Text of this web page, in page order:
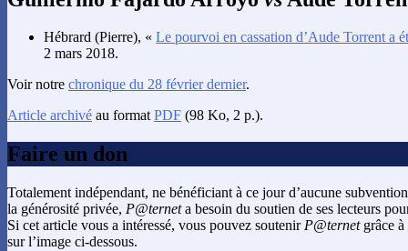
Hébrard (Pierre), « Le pourvoi en cassation d’Aude Torrent a
2 mars 2018.
Voir notre chronique du 28 février dernier.
Article archivé au formatPDF (98 Ko, 2 p.).
Faire un don
Totalement indépendant, ne bénéficiant à ce jour d’aucune
la générosité privée, P@terneta besoin du soutien de ses lecteurs
Si cet article vous a intéressé, vous pouvez soutenir P@ternetgrâce à
sur l’image ci-dessous.